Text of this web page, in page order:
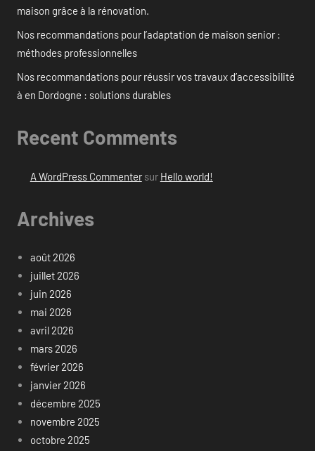
maison grâce à la rénovation.
Nos recommandations pour l’adaptation de maison senior :
méthodes professionnelles
Nos recommandations pour réussir vos travaux d’accessibilité
à en Dordogne : solutions durables
Recent Comments
A WordPress Commentersur Hello world!
Archives
août 2026
juillet 2026
juin 2026
mai 2026
avril 2026
mars 2026
février 2026
janvier 2026
décembre 2025
novembre 2025
octobre 2025